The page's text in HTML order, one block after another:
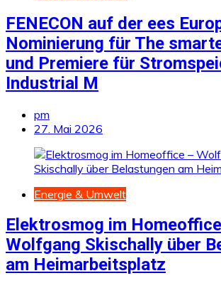
FENECON auf der ees
Nominierung für The
und Premiere für
Industrial M
pm
27. Mai 2026
Energie & Umwelt
Elektrosmog im
Wolfgang Skischally über
am Heimarbeitsplatz